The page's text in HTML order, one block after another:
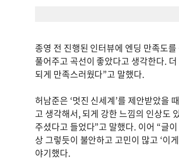
종영 전 진행된 인터뷰에 엔딩 만족도
풀어주고 곡선이 좋았다고 생각한다.
되게 만족스러웠다”고 말했다.
허남준은 ‘멋진 신세계’를 제안받았을
고 생각해서, 되게 강한 느낌의 인상도
주셨다고 들었다”고 말했다. 이어 “글
상 그렇듯이 불안하고 고민이 많고 ‘이
야기했다.